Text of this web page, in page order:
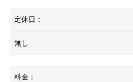
定休日：
無し
料金：